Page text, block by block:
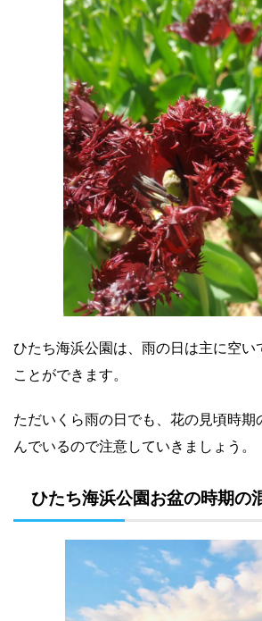
ひたち海浜公園は、雨の日は主に空い
ことができます。
ただいくら雨の日でも、花の見頃時
んでいるので注意していきましょう。
ひたち海浜公園お盆の時期の